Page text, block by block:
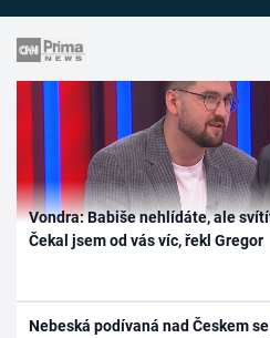
Vondra: Babiše nehlídáte, ale
Čekal jsem od vás víc, řekl Gregor
Nebeská podívaná nad Českem